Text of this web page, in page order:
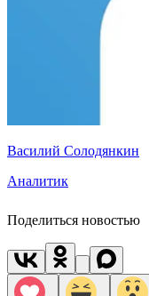
Василий Солодянкин
Аналитик
Поделиться новостью